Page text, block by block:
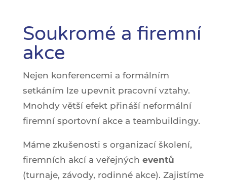
Soukromé a firemní
akce
Nejen konferencemi a formálním
setkáním lze upevnit pracovní vztahy.
Mnohdy větší efekt přináší neformální
firemní sportovní akce a teambuildingy.
Máme zkušenosti s organizací školení,
firemních akcí a veřejných eventů
(turnaje, závody, rodinné akce). Zajistíme